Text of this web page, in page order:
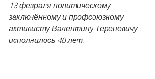
13 февраля политическому
заключённому и профсоюзному
активисту Валентину Тереневичу
исполнилось 48 лет.